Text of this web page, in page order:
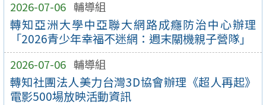
2026-07-06 輔導組
轉知亞洲大學中亞聯大網路成癮防治中心辦理
「2026青少年幸福不迷網：週末關機親子營隊」
2026-07-06 輔導組
轉知社團法人美力台灣3D協會辦理《超人再起》
電影500場放映活動資訊